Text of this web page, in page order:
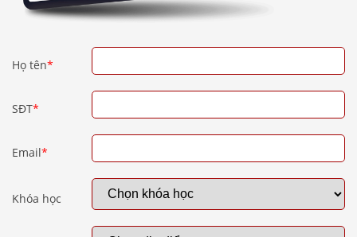
Họ tên*
SĐT*
Email*
Khóa học